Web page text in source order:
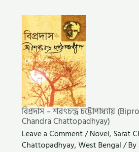
বিপ্রদাস – শরৎচন্দ্র চট্টোপাধ্যায়
Chandra Chattopadhyay)
Leave a Comment/Novel, Sarat
Chattopadhyay,West Bengal/ By